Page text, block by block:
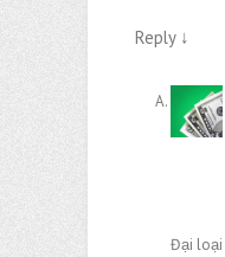
Reply ↓
Đại loại